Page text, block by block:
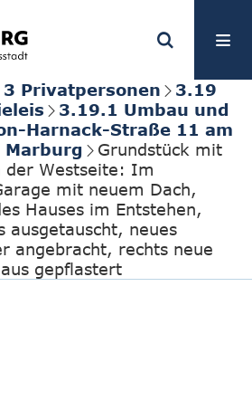
3 Privatpersonen
3.19
3.19.1 Umbau und
Harnack-Straße 11 am
Grundstück mit
der Westseite: Im
mit neuem Dach,
Hauses im Entstehen,
ausgetauscht, neues
angebracht, rechts neue
gepflastert